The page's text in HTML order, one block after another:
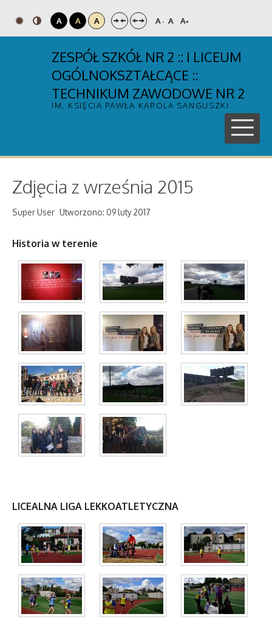
A A A A- A A+
ZESPÓŁ SZKÓŁ NR 2 :: I LICEUM
OGÓLNOKSZTAŁCĄCE ::
TECHNIKUM ZAWODOWE NR 2
IM. KSIĘCIA PAWŁA KAROLA SANGUSZKI
Zdjęcia z września 2015
Super User Utworzono: 09 luty 2017
Historia w terenie
LICEALNA LIGA LEKKOATLETYCZNA